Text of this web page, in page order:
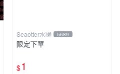
Seaotter水獺 5689
限定下單
$1